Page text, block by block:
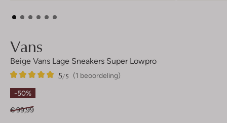
Vans
Beige Vans Lage Sneakers Super Lowpro
(1 beoordeling)
5/5
1
5
Sterren
-50%
€ 99,99